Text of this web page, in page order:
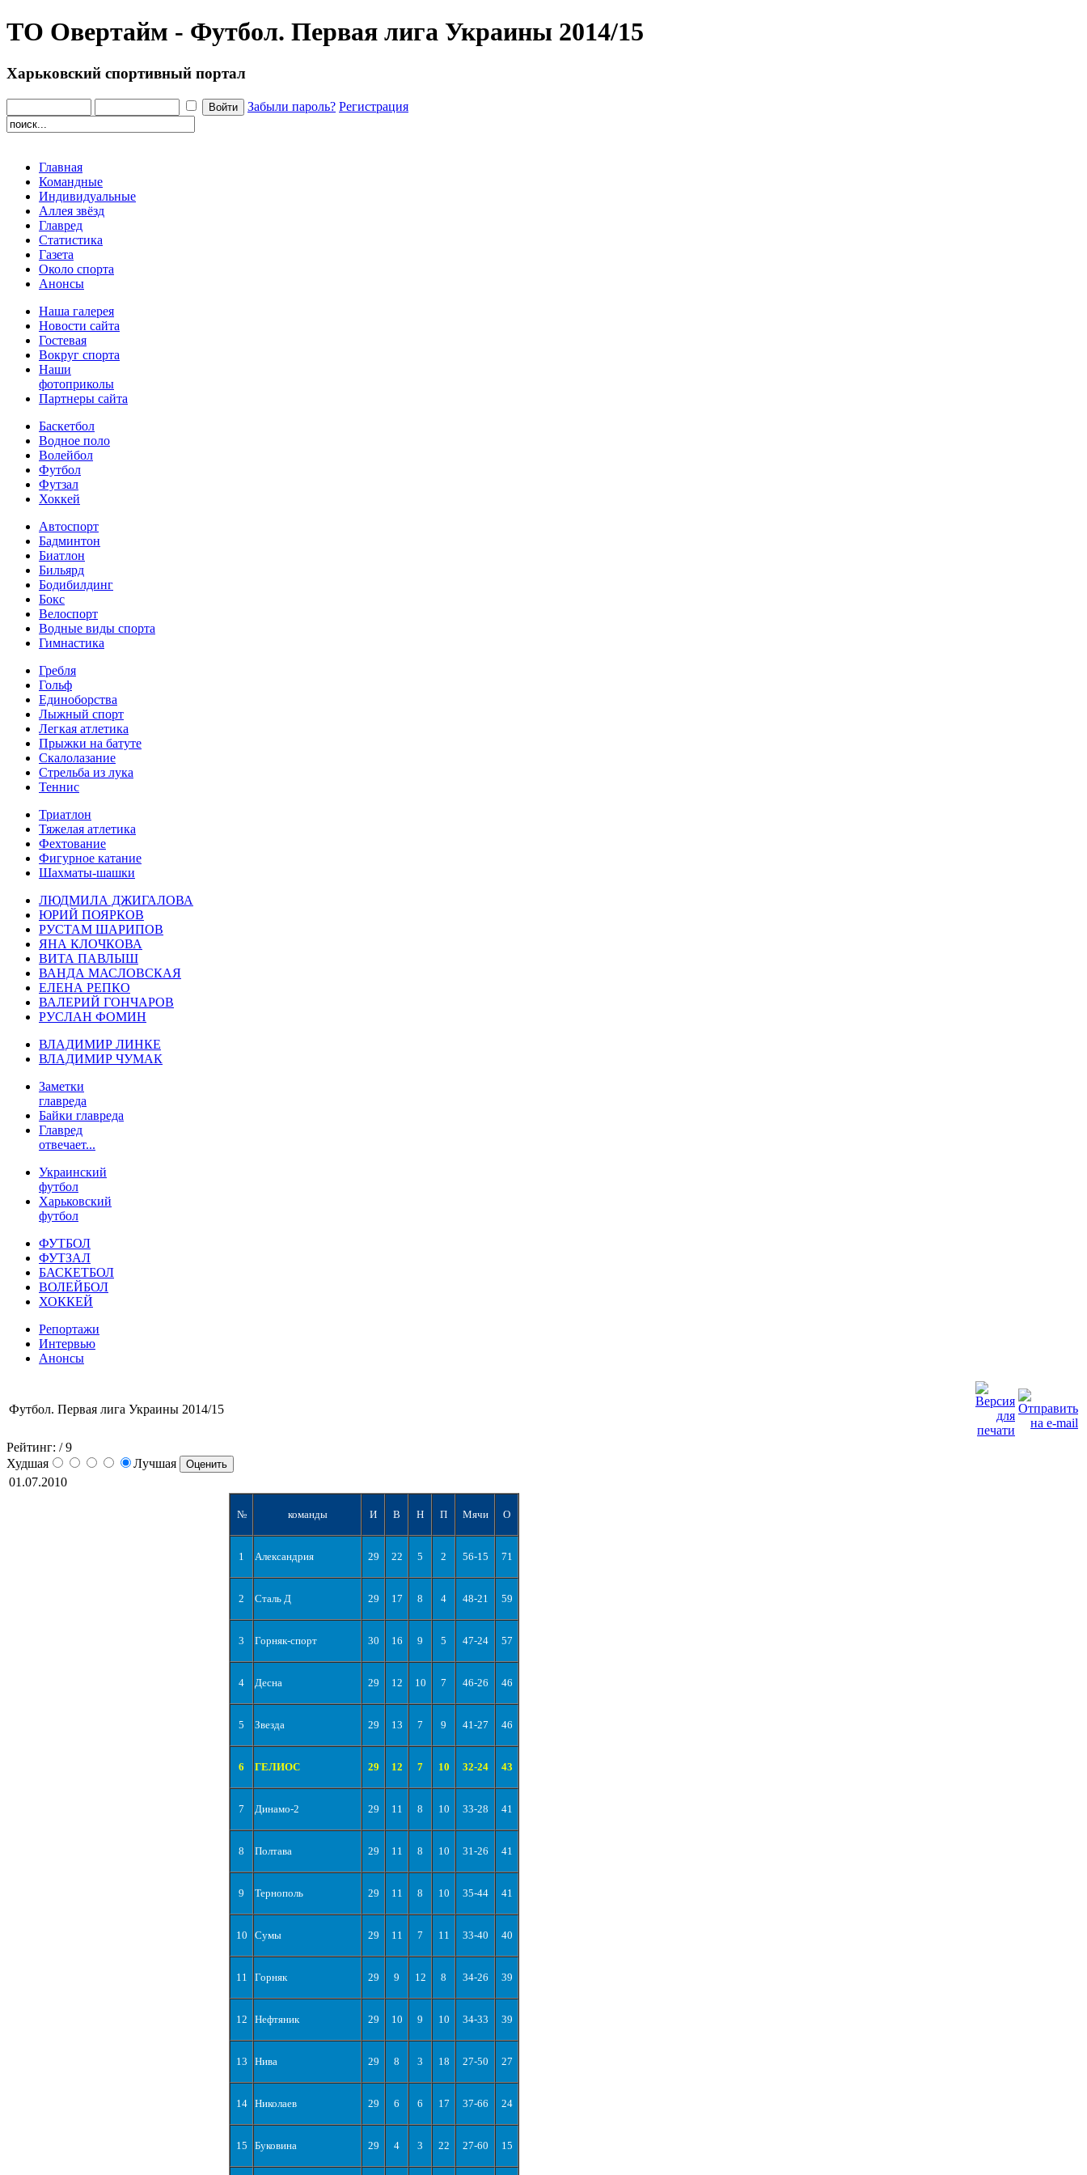
ТО Овертайм - Футбол. Первая лига Украины 2014/15
Харьковский спортивный портал
Забыли пароль? Регистрация
Главная
Командные
Индивидуальные
Аллея звёзд
Главред
Статистика
Газета
Около спорта
Анонсы
Наша галерея
Новости сайта
Гостевая
Вокруг спорта
Наши
фотоприколы
Партнеры сайта
Баскетбол
Водное поло
Волейбол
Футбол
Футзал
Хоккей
Автоспорт
Бадминтон
Биатлон
Бильярд
Бодибилдинг
Бокс
Велоспорт
Водные виды спорта
Гимнастика
Гребля
Гольф
Единоборства
Лыжный спорт
Легкая атлетика
Прыжки на батуте
Скалолазание
Стрельба из лука
Теннис
Триатлон
Тяжелая атлетика
Фехтование
Фигурное катание
Шахматы-шашки
ЛЮДМИЛА ДЖИГАЛОВА
ЮРИЙ ПОЯРКОВ
РУСТАМ ШАРИПОВ
ЯНА КЛОЧКОВА
ВИТА ПАВЛЫШ
ВАНДА МАСЛОВСКАЯ
ЕЛЕНА РЕПКО
ВАЛЕРИЙ ГОНЧАРОВ
РУСЛАН ФОМИН
ВЛАДИМИР ЛИНКЕ
ВЛАДИМИР ЧУМАК
Заметки
главреда
Байки главреда
Главред
отвечает...
Украинский
футбол
Харьковский
футбол
ФУТБОЛ
ФУТЗАЛ
БАСКЕТБОЛ
ВОЛЕЙБОЛ
ХОККЕЙ
Репортажи
Интервью
Анонсы
Футбол. Первая лига Украины 2014/15
Рейтинг: / 9
Худшая
Лучшая
01.07.2010
№ команды И В Н П Мячи О
1 Александрия 29 22 5 2 56-15 71
2 Сталь Д 29 17 8 4 48-21 59
3 Горняк-спорт 30 16 9 5 47-24 57
4 Десна 29 12 10 7 46-26 46
5 Звезда 29 13 7 9 41-27 46
6 ГЕЛИОС 29 12 7 10 32-24 43
7 Динамо-2 29 11 8 10 33-28 41
8 Полтава 29 11 8 10 31-26 41
9 Тернополь 29 11 8 10 35-44 41
10 Сумы 29 11 7 11 33-40 40
11 Горняк 29 9 12 8 34-26 39
12 Нефтяник 29 10 9 10 34-33 39
13 Нива 29 8 3 18 27-50 27
14 Николаев 29 6 6 17 37-66 24
15 Буковина 29 4 3 22 27-60 15